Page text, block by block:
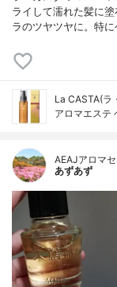
ライして濡れた髪に
ラのツヤツヤに。特
La CASTA(ラ
アロマエステ
AEAJアロマ
あずあず